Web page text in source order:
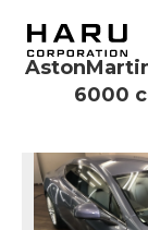
6000